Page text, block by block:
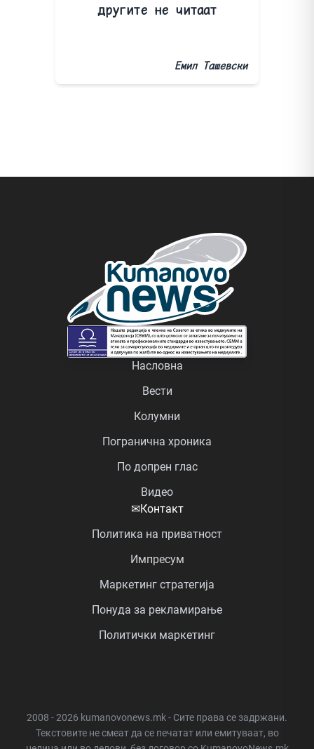
другите не читаат
Емил Ташевски
Насловна
Вести
Колумни
Погранична хроника
По допрен глас
Видео
✉Контакт
Политика на приватност
Импресум
Маркетинг стратегија
Понуда за рекламирање
Политички маркетинг
2008 - 2026 kumanovonews.mk - Сите права се задржани.
Текстовите не смеат да се печатат или емитуваат, во